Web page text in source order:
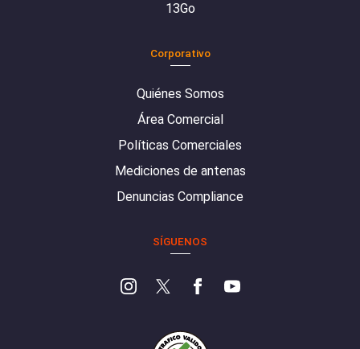
13Go
Corporativo
Quiénes Somos
Área Comercial
Políticas Comerciales
Mediciones de antenas
Denuncias Compliance
SÍGUENOS